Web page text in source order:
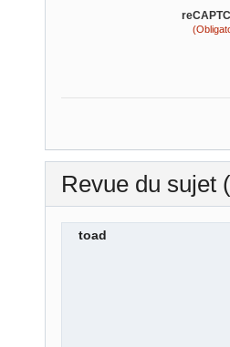
Revue du sujet
toad